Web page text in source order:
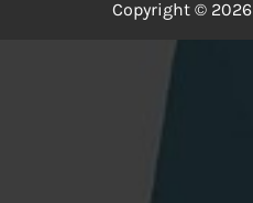
Copyright © 2026